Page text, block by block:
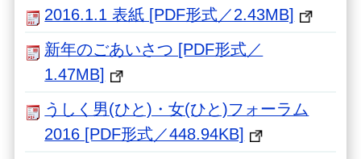
2016.1.1 表紙 [PDF形式／2.43MB]
新年のごあいさつ [PDF形式／
1.47MB]
うしく男(ひと)・女(ひと)フォーラム
2016 [PDF形式／448.94KB]